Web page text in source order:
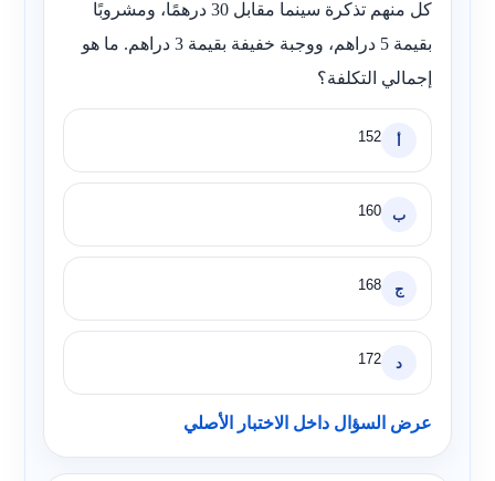
كل منهم تذكرة سينما مقابل 30 درهمًا، ومشروبًا
بقيمة 5 دراهم، ووجبة خفيفة بقيمة 3 دراهم. ما هو
إجمالي التكلفة؟
أ 152
ب 160
ج 168
د 172
عرض السؤال داخل الاختبار الأصلي